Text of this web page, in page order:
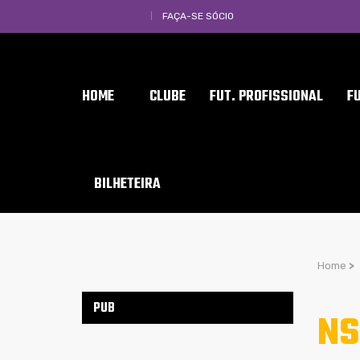
FAÇA-SE SÓCIO
HOME CLUBE FUT. PROFISSIONAL
BILHETEIRA
Home >
PUB